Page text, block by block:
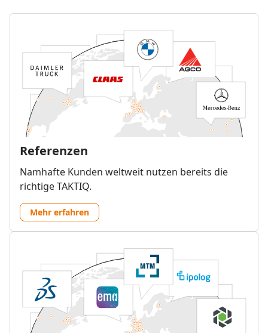
Referenzen
Namhafte Kunden weltweit nutzen bereits die
richtige TAKTIQ.
Mehr erfahren